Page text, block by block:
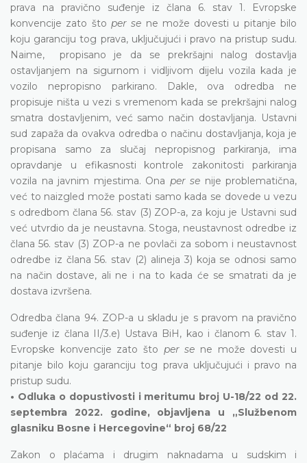
prava na pravično suđenje iz člana 6. stav 1. Evropske
konvencije zato što per se ne može dovesti u pitanje bilo
koju garanciju tog prava, uključujući i pravo na pristup sudu.
Naime, propisano je da se prekršajni nalog dostavlja
ostavljanjem na sigurnom i vidljivom dijelu vozila kada je
vozilo nepropisno parkirano. Dakle, ova odredba ne
propisuje ništa u vezi s vremenom kada se prekršajni nalog
smatra dostavljenim, već samo način dostavljanja. Ustavni
sud zapaža da ovakva odredba o načinu dostavljanja, koja je
propisana samo za slučaj nepropisnog parkiranja, ima
opravdanje u efikasnosti kontrole zakonitosti parkiranja
vozila na javnim mjestima. Ona per se nije problematična,
već to naizgled može postati samo kada se dovede u vezu
s odredbom člana 56. stav (3) ZOP-a, za koju je Ustavni sud
već utvrdio da je neustavna. Stoga, neustavnost odredbe iz
člana 56. stav (3) ZOP-a ne povlači za sobom i neustavnost
odredbe iz člana 56. stav (2) alineja 3) koja se odnosi samo
na način dostave, ali ne i na to kada će se smatrati da je
dostava izvršena.
Odredba člana 94. ZOP-a u skladu je s pravom na pravično
suđenje iz člana II/3.e) Ustava BiH, kao i članom 6. stav 1.
Evropske konvencije zato što per se ne može dovesti u
pitanje bilo koju garanciju tog prava uključujući i pravo na
pristup sudu.
• Odluka o dopustivosti i meritumu broj U-18/22 od 22.
septembra 2022. godine, objavljena u „Službenom
glasniku Bosne i Hercegovine“ broj 68/22
Zakon o plaćama i drugim naknadama u sudskim i